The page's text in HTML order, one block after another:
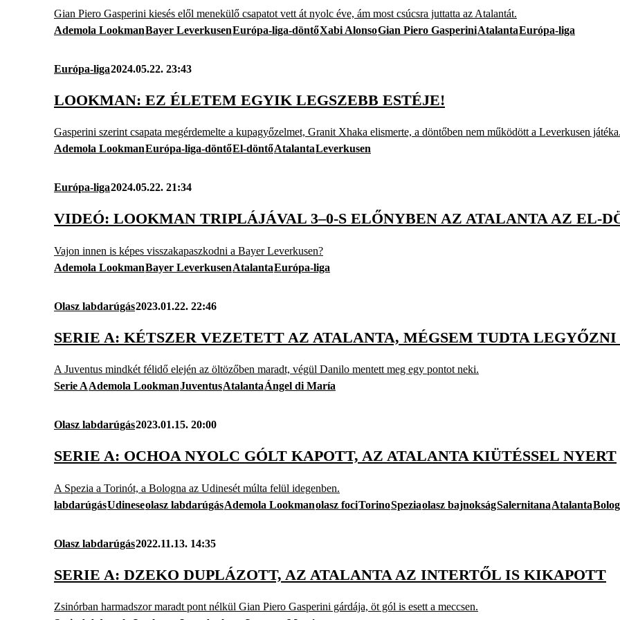
Gian Piero Gasperini kiesés elől menekülő csapatot vett át nyolc éve, ám most csúcsra juttatta az Atalantát.
Ademola LookmanBayer LeverkusenEurópa-liga-döntőXabi AlonsoGian Piero GasperiniAtalantaEurópa-liga
Európa-liga2024.05.22. 23:43
LOOKMAN: EZ ÉLETEM EGYIK LEGSZEBB ESTÉJE!
Gasperini szerint csapata megérdemelte a kupagyőzelmet, Granit Xhaka elismerte, a döntőben nem működött a Leverkusen játéka.
Ademola LookmanEurópa-liga-döntőEl-döntőAtalantaLeverkusen
Európa-liga2024.05.22. 21:34
VIDEÓ: LOOKMAN TRIPLÁJÁVAL 3–0-S ELŐNYBEN AZ ATALANTA AZ EL-
Vajon innen is képes visszakapaszkodni a Bayer Leverkusen?
Ademola LookmanBayer LeverkusenAtalantaEurópa-liga
Olasz labdarúgás2023.01.22. 22:46
SERIE A: KÉTSZER VEZETETT AZ ATALANTA, MÉGSEM TUDTA
A Juventus mindkét félidő elején az öltözőben maradt, végül Danilo mentett meg egy pontot neki.
Serie AAdemola LookmanJuventusAtalantaÁngel di María
Olasz labdarúgás2023.01.15. 20:00
SERIE A: OCHOA NYOLC GÓLT KAPOTT, AZ ATALANTA KIÜTÉSSEL NYERT
A Spezia a Torinót, a Bologna az Udinesét múlta felül idegenben.
labdarúgásUdineseolasz labdarúgásAdemola Lookmanolasz fociTorinoSpeziaolasz bajnokságSalernitanaAtalanta
Olasz labdarúgás2022.11.13. 14:35
SERIE A: DZEKO DUPLÁZOTT, AZ ATALANTA AZ INTERTŐL IS KIKAPOTT
Zsinórban harmadszor maradt pont nélkül Gian Piero Gasperini gárdája, öt gól is esett a meccsen.